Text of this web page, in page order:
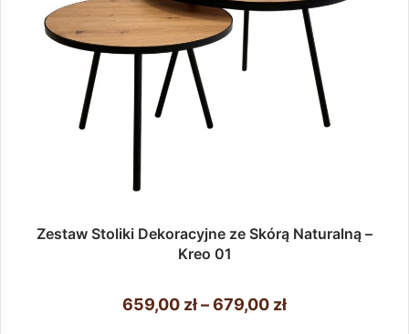
Zestaw Stoliki Dekoracyjne ze Skórą Naturalną –
Kreo 01
659,00 zł–679,00 złZakres